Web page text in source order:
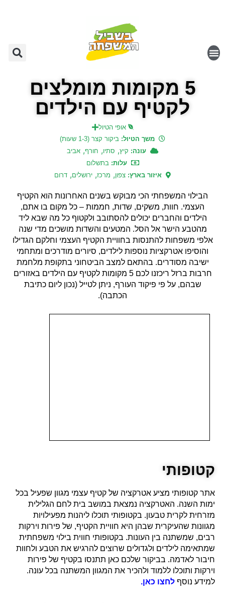
5 מקומות מומלצים
לקטיף עם הילדים
אופי הטיול
משך הטיול: ביקור קצר (1-3 שעות)
עונה: קיץ, סתיו, חורף, אביב
עלות:בתשלום
איזור בארץ: צפון, מרכז, ירושלים, דרום
הבילוי המשפחתי הכי מבוקש בשנים האחרונות הוא הקטיף
העצמי. חוות, משקים, שדות, חממות – כל מקום בו אתם,
הילדים והחברים יכולים להסתובב ולקטוף כל מה שבא ליד
מהטבע הישר אל הסל. המטעים והשדות מושכים מדי שנה
אלפי משפחות להתנסות בחוויית הקטיף העצמי וחלקם הגדילו
והוסיפו אטרקציות נוספות לילדים, סיורים מודרכים ומתחמי
ישיבה מסודרים. בהתאם למצב הביטחוני בתקופת מלחמת
חרבות ברזל ריכזנו לכם 5 מקומות לקטיף עם הילדים באזורים
שבהם, על פי פיקוד העורף, ניתן לטייל (נכון ליום כתיבת
הכתבה).
קטופותי
אתר קטופותי מציע אטרקציה של קטיף עצמי מגוון שפעיל בכל
ימות השנה. האטרקציה נמצאת במושב בית לחם הגלילית
מזרחית לקרית טבעון. בקטופותי תוכלו ליהנות מפעילויות
מגוונות שהעיקרית שבהן היא חוויית הקטיף, של פירות וירקות
רבים, שמשתנה בין העונות. בקטופותי חווית בילוי משפחתית
שמתאימה לילדים ולגדולים שרוצים להרגיש את הטבע ולחוות
חיבור לאדמה. בביקור שלכם כאן תתנסו בקטיף של פירות
וירקות ותוכלו ללמוד ולהכיר את המגוון המשתנה בכל עונה.
למידע נוסף לחצו כאן.